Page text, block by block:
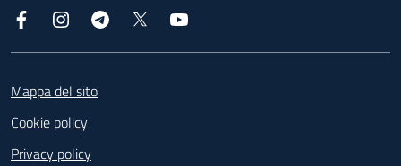
Facebook InstagramTelegram
Mappa del sito
Cookie policy
Privacy policy